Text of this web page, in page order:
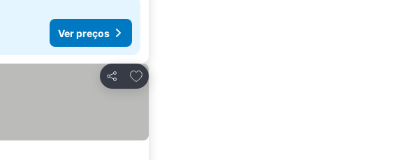
Ver preços
Partilhar
Adicionar aos favoritos